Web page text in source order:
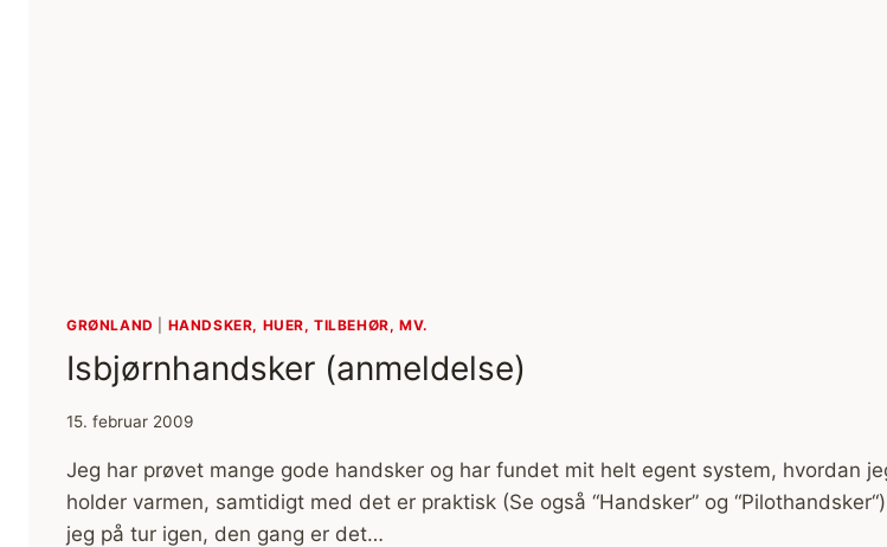
GRØNLAND HANDSKER, HUER, TILBEHØR, MV.
Isbjørnhandsker (anmeldelse)
15. februar 2009
Jeg har prøvet mange gode handsker og har fundet mit helt egent system, hvordan
holder varmen, samtidigt med det er praktisk (Se også “Handsker” og
jeg på tur igen, den gang er det…